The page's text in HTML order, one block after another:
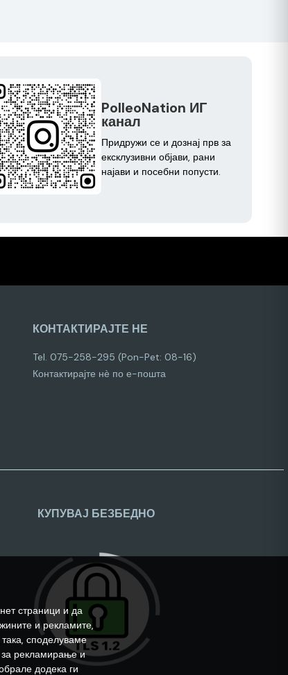
PolleoNation ИГ
канал
Придружи се и дознај прв за
ексклузивни објави, рани
најави и посебни попусти.
КОНТАКТИРАЈТЕ НЕ
Tel. 075-258-295 (Pon-Pet: 08-16)
Контактирајте нѐ по е-пошта
КУПУВАЈ БЕЗБЕДНО
страници и да
и рекламите,
споделуваме
рекламирање и
додека ги